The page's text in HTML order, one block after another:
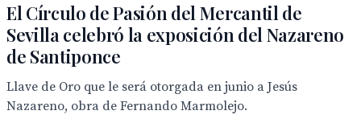
El Círculo de Pasión del Mercantil de
Sevilla celebró la exposición del Nazareno
de Santiponce
Llave de Oro que le será otorgada en junio a Jesús
Nazareno, obra de Fernando Marmolejo.